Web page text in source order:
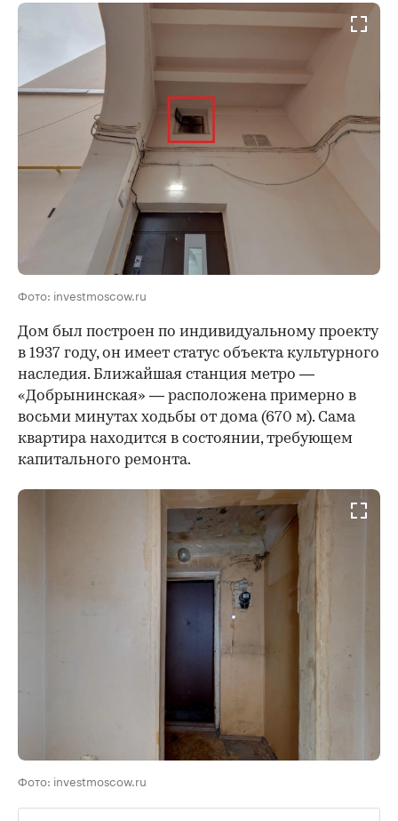
Фото: investmoscow.ru
Дом был построен по индивидуальному проекту
в 1937 году, он имеет статус объекта культурного
наследия. Ближайшая станция метро —
«Добрынинская» — расположена примерно в
восьми минутах ходьбы от дома (670 м). Сама
квартира находится в состоянии, требующем
капитального ремонта.
Фото: investmoscow.ru